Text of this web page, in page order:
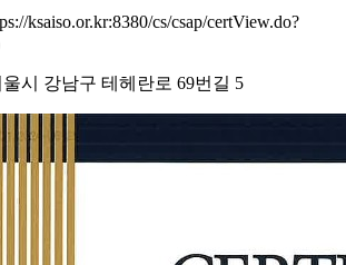
ksaiso.or.kr:8380/cs/csap/certView.do?
시 강남구 테헤란로 69번길 5